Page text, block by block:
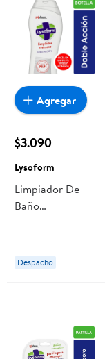
oportunidad sea
$3.090
Lysoform
Limpiador De
Baño
Lysoform
Despacho
Agregar